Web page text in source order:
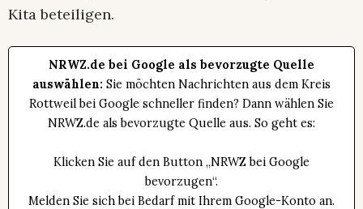
Kita beteiligen.
NRWZ.de bei Google als bevorzugte Quelle
auswählen: Sie möchten Nachrichten aus dem Kreis
Rottweil bei Google schneller finden? Dann wählen Sie
NRWZ.de als bevorzugte Quelle aus. So geht es:
Klicken Sie auf den Button „NRWZ bei Google
bevorzugen“.
Melden Sie sich bei Bedarf mit Ihrem Google-Konto an.